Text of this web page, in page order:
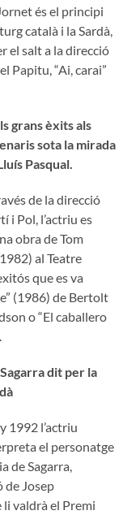
és el principi
català i la Sardà,
el salt a la direcció
Papitu, “Ai, carai”
grans èxits als
sota la mirada
Pasqual.
de la direcció
i Pol, l’actriu es
obra de Tom
al Teatre
que es va
(1986) de Bertolt
o “El caballero
dit per la
1992 l’actriu
el personatge
de Sagarra,
de Josep
valdrà el Premi